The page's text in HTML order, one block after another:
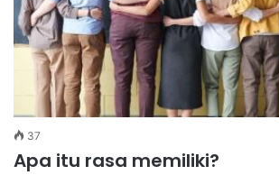
37
Apa itu rasa memiliki?